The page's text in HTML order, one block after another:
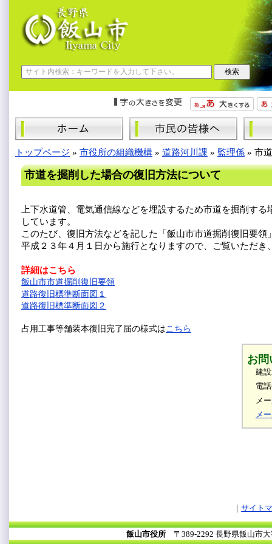
トップページ » 市役所の組織機構 » 道路河川課 » 監理係 » 市
市道を掘削した場合の復旧方法について
上下水道管、電気通信線などを埋設するため市道を掘削す
しています。
このたび、復旧方法などを記した「飯山市市道掘削復旧要領
平成２３年４月１日から施行となりますので、ご覧いただ
詳細はこちら
飯山市市道掘削復旧要領
道路復旧標準断面図１
道路復旧標準断面図２
占用工事等舗装本復旧完了届の様式はこちら
お問
建
電
メ
メ
サイト
飯山市役所 〒389-2292 長野県飯山市